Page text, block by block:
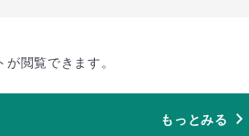
閲覧できます。
もっとみる